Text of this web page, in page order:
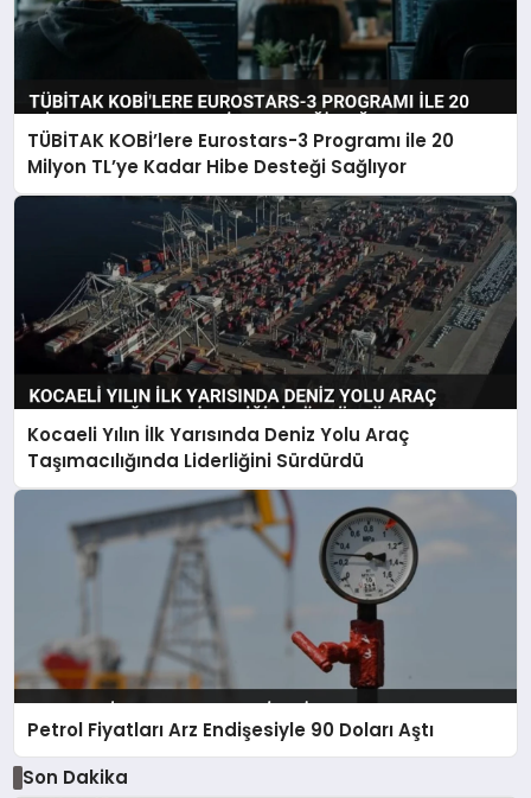
TÜBİTAK KOBİ’lere Eurostars-3 Programı ile 20
Milyon TL’ye Kadar Hibe Desteği Sağlıyor
Kocaeli Yılın İlk Yarısında Deniz Yolu Araç
Taşımacılığında Liderliğini Sürdürdü
Petrol Fiyatları Arz Endişesiyle 90 Doları Aştı
Son Dakika